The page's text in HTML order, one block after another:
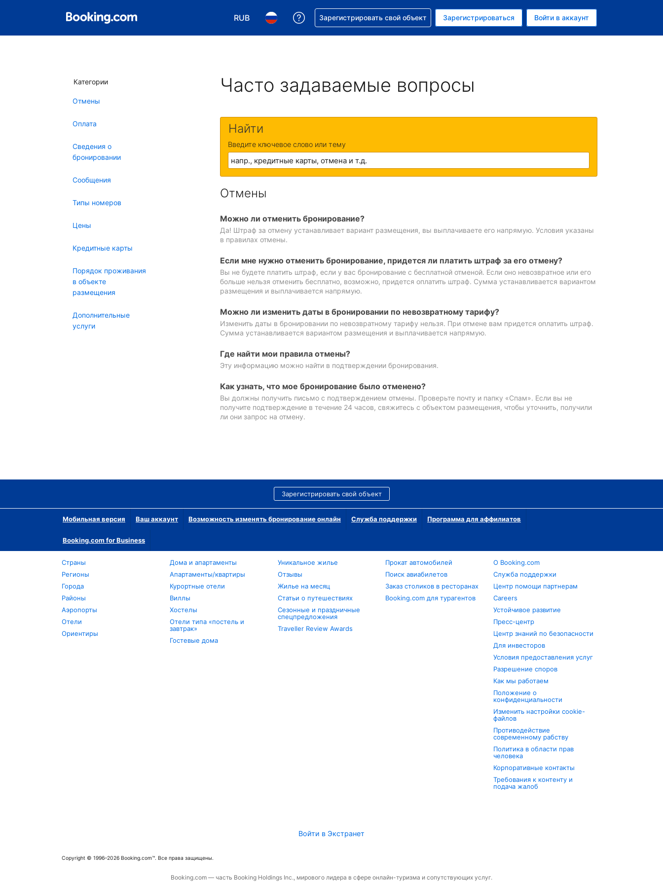
RUB
Выберите валюту. Текущая валюта — Российский рубль
Выберите язык. Текущий язык — На русском
Получите помощь с бронированием
Зарегистрировать свой объект Зарегистрироваться Войти в аккаунт
Категории
Отмены
Оплата
Сведения о
бронировании
Сообщения
Типы номеров
Цены
Кредитные карты
Порядок проживания
в объекте
размещения
Дополнительные
услуги
Часто задаваемые вопросы
Найти
Введите ключевое слово или тему
Отмены
Можно ли отменить бронирование?
Да! Штраф за отмену устанавливает вариант размещения, вы выплачиваете его напрямую. Условия указаны
в правилах отмены.
Если мне нужно отменить бронирование, придется ли платить штраф за его отмену?
Вы не будете платить штраф, если у вас бронирование с бесплатной отменой. Если оно невозвратное или его
больше нельзя отменить бесплатно, возможно, придется оплатить штраф. Сумма устанавливается вариантом
размещения и выплачивается напрямую.
Можно ли изменить даты в бронировании по невозвратному тарифу?
Изменить даты в бронировании по невозвратному тарифу нельзя. При отмене вам придется оплатить штраф.
Сумма устанавливается вариантом размещения и выплачивается напрямую.
Где найти мои правила отмены?
Эту информацию можно найти в подтверждении бронирования.
Как узнать, что мое бронирование было отменено?
Вы должны получить письмо с подтверждением отмены. Проверьте почту и папку «Спам». Если вы не
получите подтверждение в течение 24 часов, свяжитесь с объектом размещения, чтобы уточнить, получили
ли они запрос на отмену.
Зарегистрировать свой объект
Мобильная версия Ваш аккаунт Возможность изменять бронирование онлайн Служба поддержки Программа для аффилиатов
Booking.com for Business
Страны
Регионы
Города
Районы
Аэропорты
Отели
Ориентиры
Дома и апартаменты
Апартаменты/квартиры
Курортные отели
Виллы
Хостелы
Отели типа «постель и
завтрак»
Гостевые дома
Уникальное жилье
Отзывы
Жилье на месяц
Статьи о путешествиях
Сезонные и праздничные
спецпредложения
Traveller Review Awards
Прокат автомобилей
Поиск авиабилетов
Заказ столиков в ресторанах
Booking.com для турагентов
О Booking.com
Служба поддержки
Центр помощи партнерам
Careers
Устойчивое развитие
Пресс-центр
Центр знаний по безопасности
Для инвесторов
Условия предоставления услуг
Разрешение споров
Как мы работаем
Положение о
конфиденциальности
Изменить настройки cookie-
файлов
Противодействие
современному рабству
Политика в области прав
человека
Корпоративные контакты
Требования к контенту и
подача жалоб
Войти в Экстранет
Copyright © 1996–2026 Booking.com™. Все права защищены.
Booking.com — часть Booking Holdings Inc., мирового лидера в сфере онлайн-туризма и сопутствующих услуг.